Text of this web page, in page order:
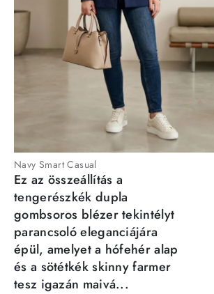
Navy Smart Casual
Ez az összeállítás a
tengerészkék dupla
gombsoros blézer tekintélyt
parancsoló eleganciájára
épül, amelyet a hófehér alap
és a sötétkék skinny farmer
tesz igazán maivá...